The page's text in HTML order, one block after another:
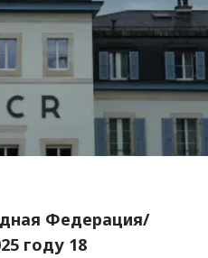
Федерация/
году 18